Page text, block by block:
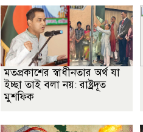
মতপ্রকাশের স্বাধীনতার অর্থ যা
ইচ্ছা তাই বলা নয়: রাষ্ট্রদূত
মুশফিক